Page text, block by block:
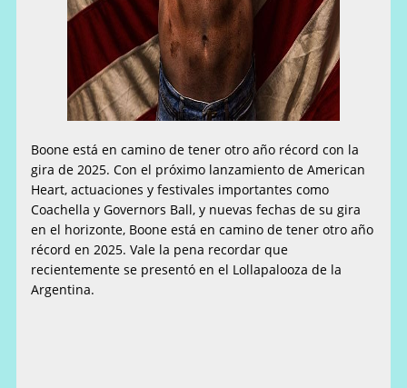
Boone está en camino de tener otro año récord con la
gira de 2025. Con el próximo lanzamiento de American
Heart, actuaciones y festivales importantes como
Coachella y Governors Ball, y nuevas fechas de su gira
en el horizonte, Boone está en camino de tener otro año
récord en 2025. Vale la pena recordar que
recientemente se presentó en el Lollapalooza de la
Argentina.